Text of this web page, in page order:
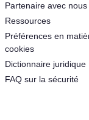
Partenaire avec nous
Ressources
Préférences en
cookies
Dictionnaire juridique
FAQ sur la sécurité